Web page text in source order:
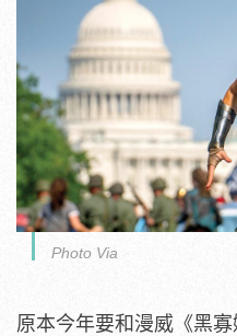
Photo Via
原本今年要和漫威《黑